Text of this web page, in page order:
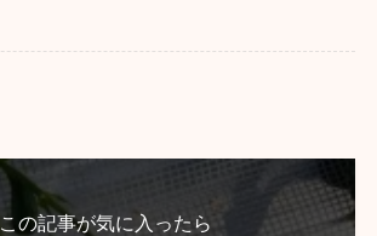
この記事が気に入ったら